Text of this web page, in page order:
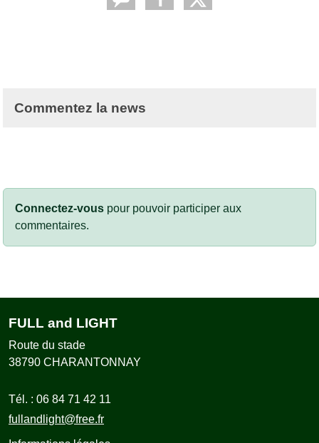
Commentez la news
Connectez-vous pour pouvoir participer aux
commentaires.
FULL and LIGHT
Route du stade
38790 CHARANTONNAY
Tél. : 06 84 71 42 11
fullandlight@free.fr